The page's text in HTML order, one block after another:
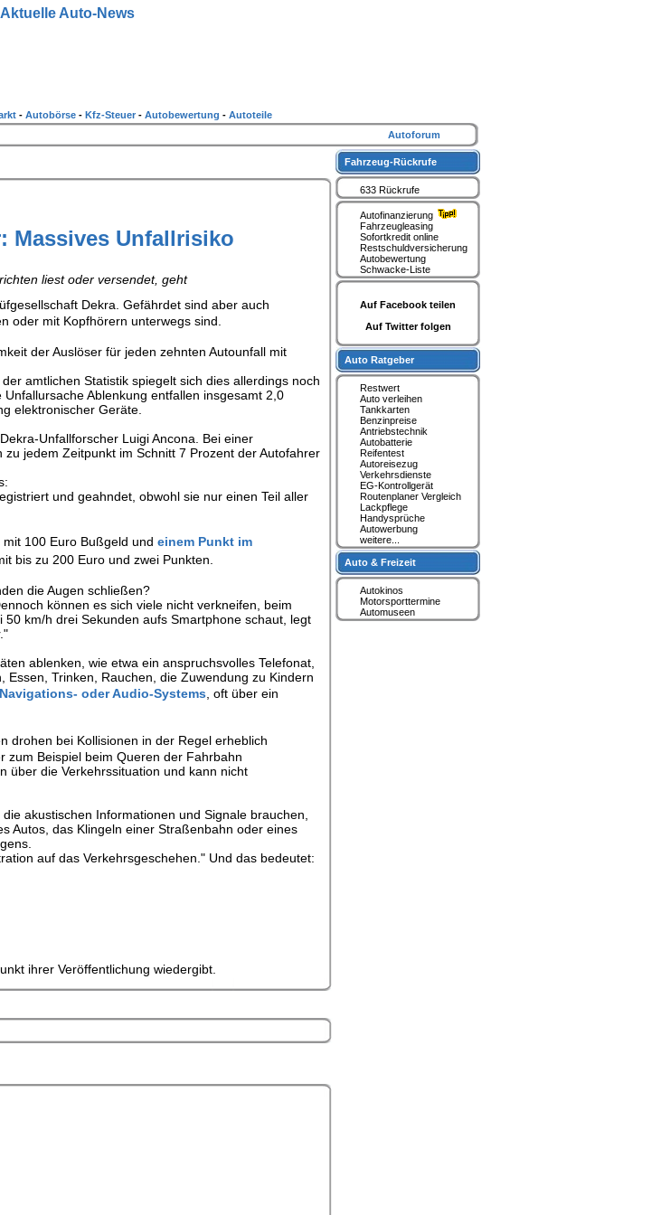
Massives Unfallrisiko
liest oder versendet, geht
Dekra. Gefährdet sind aber auch
oder mit Kopfhörern unterwegs sind.
der Auslöser für jeden zehnten Autounfall mit
amtlichen Statistik spiegelt sich dies allerdings noch
Ablenkung entfallen insgesamt 2,0
elektronischer Geräte.
Unfallforscher Luigi Ancona. Bei einer
jedem Zeitpunkt im Schnitt 7 Prozent der Autofahrer
und geahndet, obwohl sie nur einen Teil aller
100 Euro Bußgeld und einem Punkt im
bis zu 200 Euro und zwei Punkten.
die Augen schließen?
können es sich viele nicht verkneifen, beim
km/h drei Sekunden aufs Smartphone schaut, legt
ablenken, wie etwa ein anspruchsvolles Telefonat,
Trinken, Rauchen, die Zuwendung zu Kindern
oder Audio-Systems , oft über ein
drohen bei Kollisionen in der Regel erheblich
zum Beispiel beim Queren der Fahrbahn
über die Verkehrssituation und kann nicht
akustischen Informationen und Signale brauchen,
Autos, das Klingeln einer Straßenbahn oder eines
auf das Verkehrsgeschehen." Und das bedeutet:
ihrer Veröffentlichung wiedergibt.
Fahrzeug-Rückrufe
633 Rückrufe
Autofinanzierung
Fahrzeugleasing
Sofortkredit online
Restschuldversicherung
Autobewertung
Schwacke-Liste
Auf Facebook teilen
Auf Twitter folgen
Auto Ratgeber
Restwert
Auto verleihen
Tankkarten
Benzinpreise
Antriebstechnik
Autobatterie
Reifentest
Autoreisezug
Verkehrsdienste
EG-Kontrollgerät
Routenplaner Vergleich
Lackpflege
Handysprüche
Autowerbung
weitere...
Auto & Freizeit
Autokinos
Motorsporttermine
Automuseen
Aktuelle Auto-News
- Autobörse - Kfz-Steuer - Autobewertung - Autoteile
Autoforum